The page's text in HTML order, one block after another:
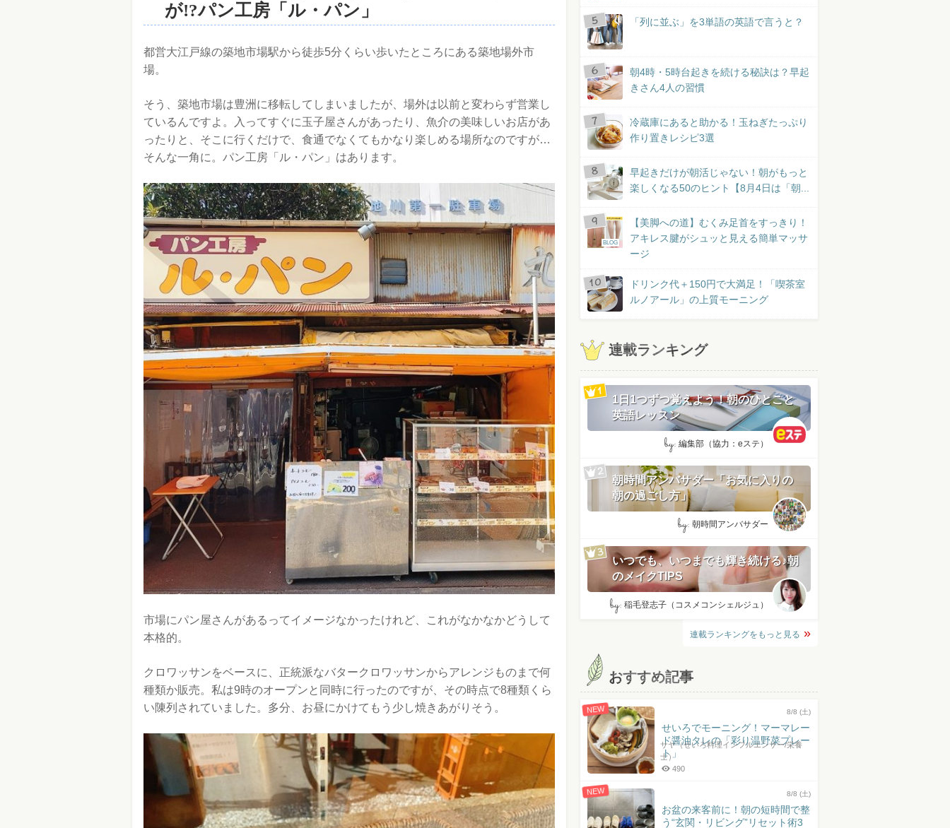
が!?パン工房「ル・パン」
都営大江戸線の築地市場駅から徒歩5分くらい歩いたところにある築地場外市
場。
そう、築地市場は豊洲に移転してしまいましたが、場外は以前と変わらず営業し
ているんですよ。入ってすぐに玉子屋さんがあったり、魚介の美味しいお店があ
ったりと、そこに行くだけで、食通でなくてもかなり楽しめる場所なのですが…
そんな一角に。パン工房「ル・パン」はあります。
市場にパン屋さんがあるってイメージなかったけれど、これがなかなかどうして
本格的。
クロワッサンをベースに、正統派なバタークロワッサンからアレンジものまで何
種類か販売。私は9時のオープンと同時に行ったのですが、その時点で8種類くら
い陳列されていました。多分、お昼にかけてもう少し焼きあがりそう。
「列に並ぶ」を3単語の英語で言うと？
朝4時・5時台起きを続ける秘訣は？早起
きさん4人の習慣
冷蔵庫にあると助かる！玉ねぎたっぷり
作り置きレシピ3選
早起きだけが朝活じゃない！朝がもっと
楽しくなる50のヒント【8月4日は「朝...
BLOG
【美脚への道】むくみ足首をすっきり！
アキレス腱がシュッと見える簡単マッサ
ージ
ドリンク代＋150円で大満足！「喫茶室
ルノアール」の上質モーニング
連載ランキング
1日1つずつ覚えよう！朝のひとこと
英語レッスン
by: 編集部（協力：eステ）
朝時間アンバサダー「お気に入りの
朝の過ごし方」
by: 朝時間アンバサダー
いつでも、いつまでも輝き続ける♪朝
のメイクTIPS
by: 稲毛登志子（コスメコンシェルジュ）
連載ランキングをもっと見る
おすすめ記事
NEW 8/8 (土)
せいろでモーニング！マーマレー
ド醤油タレの「彩り温野菜プレー
ト」
サヤ（せいろ料理インフルエンサー/栄養
士）
490
NEW 8/8 (土)
お盆の来客前に！朝の短時間で整
う“玄関・リビング”リセット術3